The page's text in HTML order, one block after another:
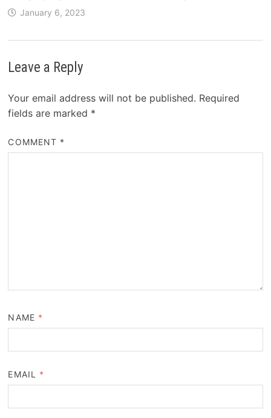
January 6, 2023
Leave a Reply
Your email address will not be published. Required
fields are marked *
COMMENT *
NAME *
EMAIL *